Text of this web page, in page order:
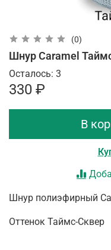
(0)
Шнур Caramel
Осталось: 3
330 ₽
В
Шнур полиэфирный
Оттенок Таймс-Сквер